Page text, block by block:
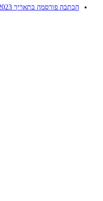
הכתבה פורסמה בתאריך